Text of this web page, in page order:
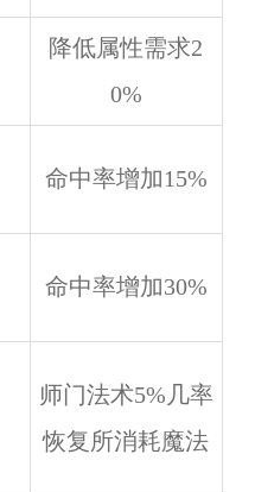
降低属性需求2
0%
命中率增加15%
命中率增加30%
师门法术5%几率
恢复所消耗魔法